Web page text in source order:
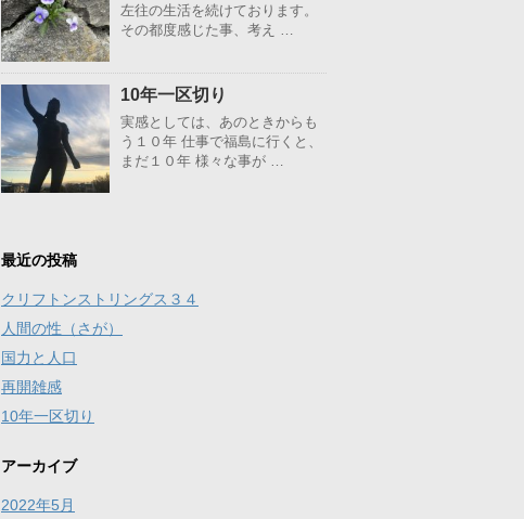
左往の生活を続けております。
その都度感じた事、考え …
10年一区切り
実感としては、あのときからも
う１０年 仕事で福島に行くと、
まだ１０年 様々な事が …
最近の投稿
クリフトンストリングス３４
人間の性（さが）
国力と人口
再開雑感
10年一区切り
アーカイブ
2022年5月